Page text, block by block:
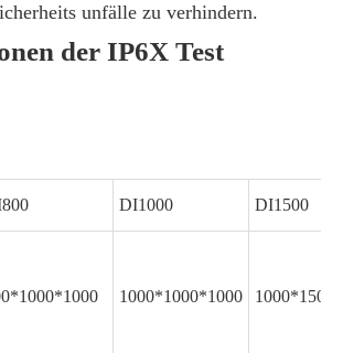
unfälle zu verhindern.
der IP6X Test
DI1000 DI1500
1000*1000*1000